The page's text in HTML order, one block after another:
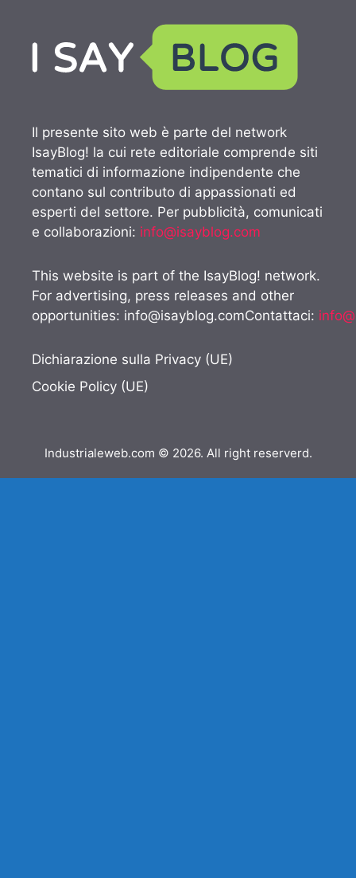
Il presente sito web è parte del network
IsayBlog! la cui rete editoriale comprende siti
tematici di informazione indipendente che
contano sul contributo di appassionati ed
esperti del settore. Per pubblicità, comunicati
e collaborazioni: info@isayblog.com
This website is part of the IsayBlog! network.
For advertising, press releases and other
opportunities: info@isayblog.comContattaci:
Dichiarazione sulla Privacy (UE)
Cookie Policy (UE)
Industrialeweb.com © 2026. All right reserverd.